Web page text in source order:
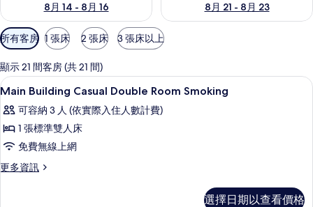
8月 14 - 8月 16
8月 21 - 8月 23
可
用
的
客
房
篩
選
條
所有客房 1 張床 2 張床 3 張床以上
顯示 21 間客房 (共 21 間)
顯
示
Main
Building
Casual
Double
客房內保險箱、筆電工作空間、熨斗/
1
Main Building Casual Double Room Smoking
可容納 3 人 (依實際入住人數計費)
1 張標準雙人床
免費無線上網
更多資訊
更
選擇日期以查看價格